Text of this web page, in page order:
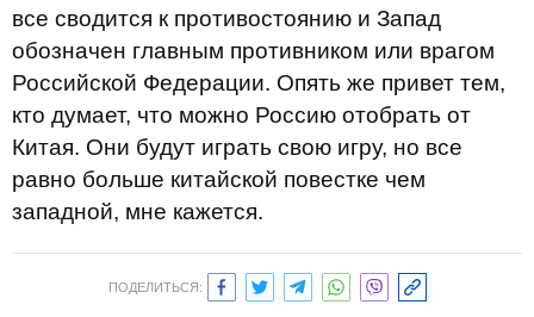
все сводится к противостоянию и Запад
обозначен главным противником или врагом
Российской Федерации. Опять же привет тем,
кто думает, что можно Россию отобрать от
Китая. Они будут играть свою игру, но все
равно больше китайской повестке чем
западной, мне кажется.
ПОДЕЛИТЬСЯ: